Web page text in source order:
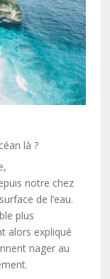
là ?
notre chez
de l’eau.
plus
alors expliqué
nager au